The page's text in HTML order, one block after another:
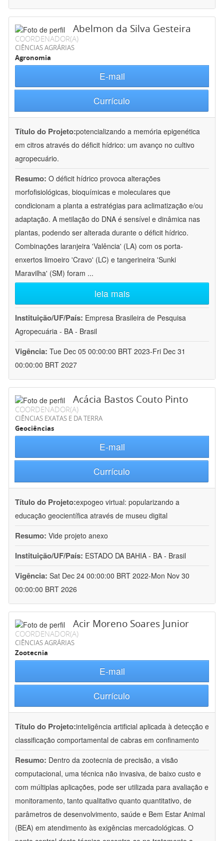
Abelmon da Silva Gesteira
COORDENADOR(A)
CIÊNCIAS AGRÁRIAS
Agronomia
E-mail
Currículo
Título do Projeto:potencializando a memória epigenética
em citros através do déficit hídrico: um avanço no cultivo
agropecuário.
Resumo: O déficit hídrico provoca alterações
morfofisiológicas, bioquímicas e moleculares que
condicionam a planta a estratégias para aclimatização e/ou
adaptação. A metilação do DNA é sensível e dinâmica nas
plantas, podendo ser alterada durante o déficit hídrico.
Combinações laranjeira 'Valência' (LA) com os porta-
enxertos limoeiro 'Cravo' (LC) e tangerineira 'Sunki
Maravilha' (SM) foram ...
leia mais
Instituição/UF/País: Empresa Brasileira de Pesquisa
Agropecuária - BA - Brasil
Vigência: Tue Dec 05 00:00:00 BRT 2023-Fri Dec 31
00:00:00 BRT 2027
Acácia Bastos Couto Pinto
COORDENADOR(A)
CIÊNCIAS EXATAS E DA TERRA
Geociências
E-mail
Currículo
Título do Projeto:expogeo virtual: popularizando a
educação geocientífica através de museu digital
Resumo: Vide projeto anexo
Instituição/UF/País: ESTADO DA BAHIA - BA - Brasil
Vigência: Sat Dec 24 00:00:00 BRT 2022-Mon Nov 30
00:00:00 BRT 2026
Acir Moreno Soares Junior
COORDENADOR(A)
CIÊNCIAS AGRÁRIAS
Zootecnia
E-mail
Currículo
Título do Projeto:inteligência artificial aplicada à detecção e
classificação comportamental de cabras em confinamento
Resumo: Dentro da zootecnia de precisão, a visão
computacional, uma técnica não invasiva, de baixo custo e
com múltiplas aplicações, pode ser utilizada para avaliação e
monitoramento, tanto qualitativo quanto quantitativo, de
parâmetros de desenvolvimento, saúde e Bem Estar Animal
(BEA) em atendimento às exigências mercadológicas. O